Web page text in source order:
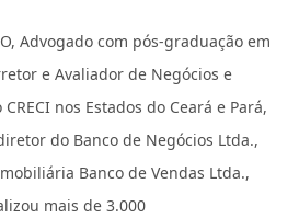
Advogado com pós-graduação em
e Avaliador de Negócios e
nos Estados do Ceará e Pará,
do Banco de Negócios Ltda.,
Banco de Vendas Ltda.,
mais de 3.000